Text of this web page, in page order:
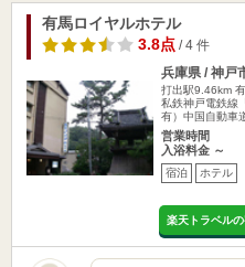
有馬ロイヤルホテル
3.8点/ 4 件
兵庫県 / 神戸
打出駅9.46km
私鉄神戸電鉄線
有）中国自動車
営業時間
入浴料金 ～
宿泊 ホテル
楽天トラベル